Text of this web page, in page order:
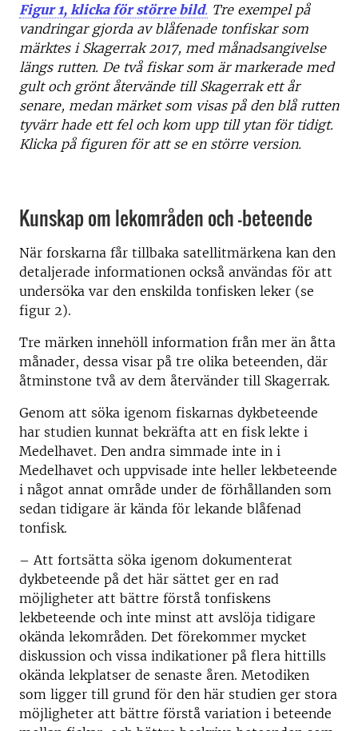
Figur 1, klicka för större bild. Tre exempel på
vandringar gjorda av blåfenade tonfiskar som
märktes i Skagerrak 2017, med månadsangivelse
längs rutten. De två fiskar som är markerade med
gult och grönt återvände till Skagerrak ett år
senare, medan märket som visas på den blå rutten
tyvärr hade ett fel och kom upp till ytan för tidigt.
Klicka på figuren för att se en större version.
Kunskap om lekområden och -beteende
När forskarna får tillbaka satellitmärkena kan den
detaljerade informationen också användas för att
undersöka var den enskilda tonfisken leker (se
figur 2).
Tre märken innehöll information från mer än åtta
månader, dessa visar på tre olika beteenden, där
åtminstone två av dem återvänder till Skagerrak.
Genom att söka igenom fiskarnas dykbeteende
har studien kunnat bekräfta att en fisk lekte i
Medelhavet. Den andra simmade inte in i
Medelhavet och uppvisade inte heller lekbeteende
i något annat område under de förhållanden som
sedan tidigare är kända för lekande blåfenad
tonfisk.
– Att fortsätta söka igenom dokumenterat
dykbeteende på det här sättet ger en rad
möjligheter att bättre förstå tonfiskens
lekbeteende och inte minst att avslöja tidigare
okända lekområden. Det förekommer mycket
diskussion och vissa indikationer på flera hittills
okända lekplatser de senaste åren. Metodiken
som ligger till grund för den här studien ger stora
möjligheter att bättre förstå variation i beteende